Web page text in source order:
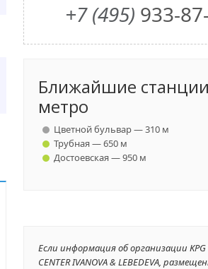
+7 (495) 933-
Ближайшие станции
метро
Цветной бульвар — 310 м
Трубная — 650 м
Достоевская — 950 м
Если информация об организации KPG
CENTER IVANOVA & LEBEDEVA,